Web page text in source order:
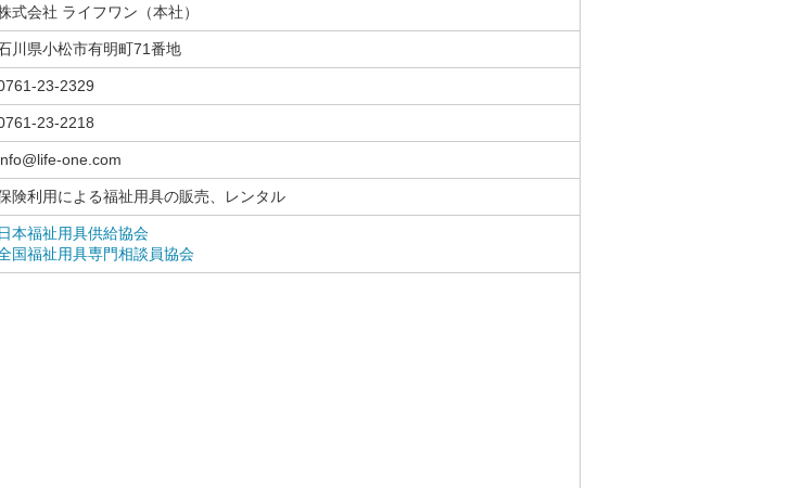
式会社 ライフワン（本社）
川県小松市有明町71番地
23-2329
23-2218
one.com
険利用による福祉用具の販売、レンタル
日本福祉用具供給協会
国福祉用具専門相談員協会